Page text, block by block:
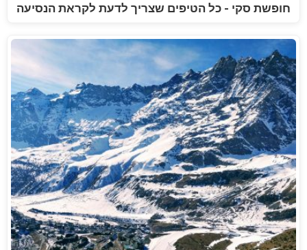
חופשת סקי - כל הטיפים שצריך לדעת לקראת הנסיעה